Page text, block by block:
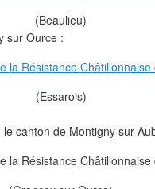
(Beaulieu)
sur Ource :
(Essarois)
canton de Montigny sur